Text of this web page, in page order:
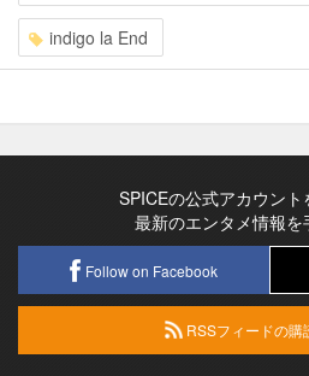
indigo la End
SPICEの公式アカウン
最新のエンタメ情報を
Follow on Facebook
RSSフィードの購